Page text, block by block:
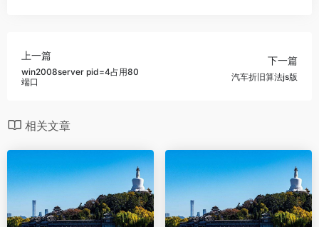
上一篇
win2008server pid=4占用80
端口
下一篇
汽车折旧算法js版
相关文章